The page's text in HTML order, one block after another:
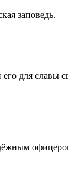
заповедь.
для